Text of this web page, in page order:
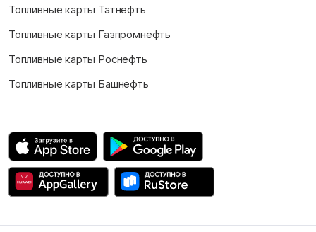
Топливные карты Татнефть
Топливные карты Газпромнефть
Топливные карты Роснефть
Топливные карты Башнефть